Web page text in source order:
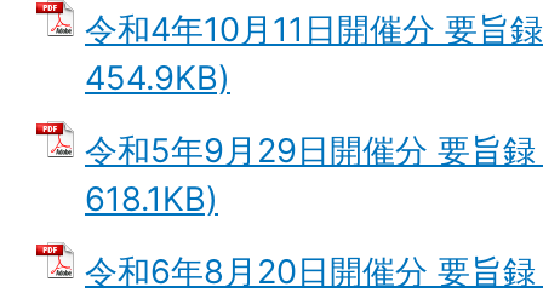
令和4年10月11日開催分 要旨
454.9KB)
令和5年9月29日開催分 要旨
618.1KB)
令和6年8月20日開催分 要旨